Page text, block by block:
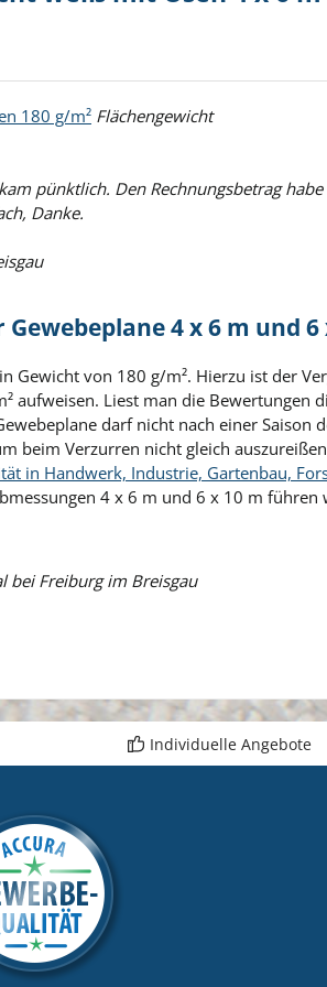
180 g/m² Flächengewicht
pünktlich. Den Rechnungsbetrag
Danke.
4 x 6 m und
Gewicht von 180 g/m². Hierzu ist der
aufweisen. Liest man die Bewertungen
darf nicht nach einer Saison
beim Verzurren nicht gleich
in Handwerk, Industrie, Gartenbau,
4 x 6 m und 6 x 10 m
bei Freiburg im Breisgau
Individuelle Angebote